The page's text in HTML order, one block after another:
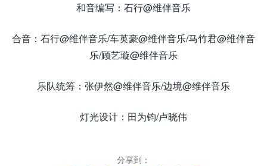
和音编写：石行@维伴音乐
合音：石行@维伴音乐/车英豪@维伴音乐/马竹君@维伴音
乐/顾艺璇@维伴音乐
乐队统筹：张伊然@维伴音乐/边境@维伴音乐
灯光设计：田为钧/卢晓伟
分享到：